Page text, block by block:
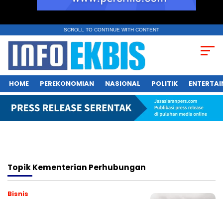
SCROLL TO CONTINUE WITH CONTENT
HOME PEREKONOMIAN NASIONAL POLITIK
TopikKementerian Perhubungan
Bisnis